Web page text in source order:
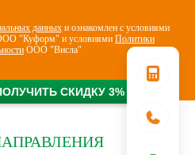
данныхи ознакомлен с условиями
"Куформ" и условиями Политики
ООО "Висла"